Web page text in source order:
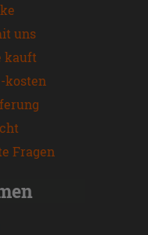
uns
kauft
kosten
Fragen